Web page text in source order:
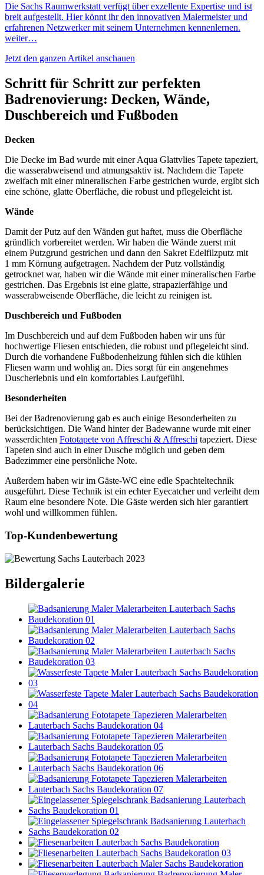
Die Sachs Raumwerkstatt verfügt über exzellente Expertise und ist
breit aufgestellt. Hier könnt ihr den innovativen Malermeister und
erfahrenen Netzwerker mit seinem Unternehmen kennenlernen.
weiter…
Jetzt den ganzen Artikel anschauen
Schritt für Schritt zur perfekten
Badrenovierung: Decken, Wände,
Duschbereich und Fußboden
Decken
Die Decke im Bad wurde mit einer Aqua Glattvlies Tapete tapeziert,
die wasserabweisend und atmungsaktiv ist. Nachdem die Tapete
zweifach mit einer mineralischen Farbe gestrichen wurde, ergibt sich
eine schöne, glatte Oberfläche, die robust und pflegeleicht ist.
Wände
Damit der Putz auf den Wänden gut haftet, muss die Oberfläche
gründlich vorbereitet werden. Wir haben die Wände zuerst mit
einem Putzgrund gestrichen und dann den Sakret Edelfilzputz mit
1 mm Körnung aufgetragen. Nachdem der Putz vollständig
getrocknet war, haben wir die Wände mit einer mineralischen Farbe
gestrichen. Das Ergebnis ist eine glatte, strapazierfähige und
wasserabweisende Oberfläche, die leicht zu reinigen ist.
Duschbereich und Fußboden
Im Duschbereich und auf dem Fußboden haben wir uns für
hochwertige Fliesen entschieden, die robust und pflegeleicht sind.
Durch die vorhandene Fußbodenheizung fühlen sich die kühlen
Fliesen warm und wohlig an. Dies sorgt für ein angenehmes
Duscherlebnis und ein komfortables Laufgefühl.
Besonderheiten
Bei der Badrenovierung gab es auch einige Besonderheiten zu
berücksichtigen. Die Wand hinter der Badewanne wurde mit einer
wasserdichten Fototapete von Affreschi & Affreschi tapeziert. Diese
Tapeten sind auch in einer Dusche möglich und geben dem
Badezimmer eine persönliche Note.
Außerdem haben wir im Gäste-WC eine edle Spachteltechnik
ausgeführt. Diese Technik ist ein echter Eyecatcher und verleiht dem
Raum eine besondere Note. Die Gäste werden sich hier garantiert
wohl und willkommen fühlen.
Top-Kundenbewertung
Bildergalerie